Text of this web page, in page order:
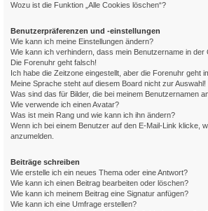
Wozu ist die Funktion „Alle Cookies löschen“?
Benutzerpräferenzen und -einstellungen
Wie kann ich meine Einstellungen ändern?
Wie kann ich verhindern, dass mein Benutzername in der
Die Forenuhr geht falsch!
Ich habe die Zeitzone eingestellt, aber die Forenuhr geht
Meine Sprache steht auf diesem Board nicht zur Auswahl!
Was sind das für Bilder, die bei meinem Benutzernamen
Wie verwende ich einen Avatar?
Was ist mein Rang und wie kann ich ihn ändern?
Wenn ich bei einem Benutzer auf den E-Mail-Link klicke,
anzumelden.
Beiträge schreiben
Wie erstelle ich ein neues Thema oder eine Antwort?
Wie kann ich einen Beitrag bearbeiten oder löschen?
Wie kann ich meinem Beitrag eine Signatur anfügen?
Wie kann ich eine Umfrage erstellen?